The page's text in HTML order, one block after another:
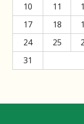
10
11
17
18
24
25
31